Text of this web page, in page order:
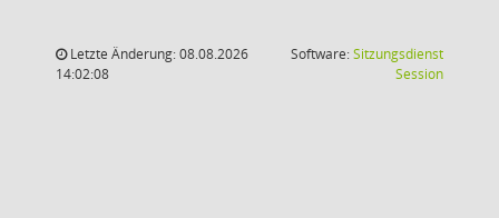
Letzte Änderung: 08.08.2026
14:02:08
Software:Sitzungsdienst
Session(Wird in